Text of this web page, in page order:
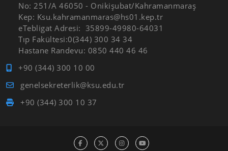
No: 251/A 46050 - Onikişubat/Kahramanmaraş
Kep: Ksu.kahramanmaras@hs01.kep.tr
eTebligat Adresi: 35899-49980-64031
Tıp Fakültesi:0(344) 300 34 34
Hastane Randevu: 0850 440 46 46
+90 (344) 300 10 00
genelsekreterlik@ksu.edu.tr
+90 (344) 300 10 37